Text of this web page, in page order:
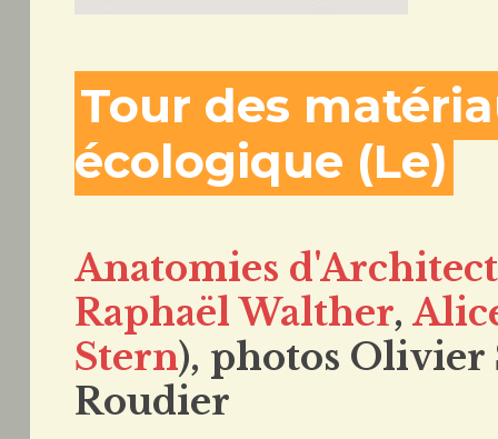
Tour des
écologique (Le)
Anatomies
Raphaël Walther,
Stern), photos
Roudier